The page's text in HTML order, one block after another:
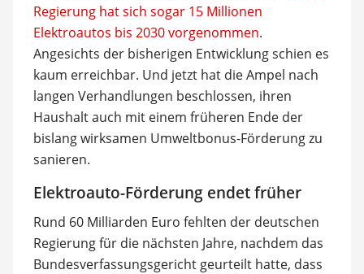
Regierung hat sich sogar 15 Millionen
Elektroautos bis 2030 vorgenommen.
Angesichts der bisherigen Entwicklung schien es
kaum erreichbar. Und jetzt hat die Ampel nach
langen Verhandlungen beschlossen, ihren
Haushalt auch mit einem früheren Ende der
bislang wirksamen Umweltbonus-Förderung zu
sanieren.
Elektroauto-Förderung endet früher
Rund 60 Milliarden Euro fehlten der deutschen
Regierung für die nächsten Jahre, nachdem das
Bundesverfassungsgericht geurteilt hatte, dass